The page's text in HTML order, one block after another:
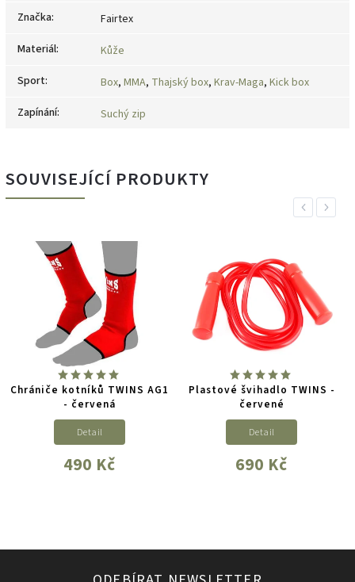
Značka:
Fairtex
Materiál:
Kůže
Sport: Box, MMA, Thajský box, Krav-Maga, Kick box
Zapínání: Suchý zip
SOUVISEJÍCÍ PRODUKTY
Previous
Chrániče kotníků TWINS AG1
- červená
490 Kč
Detail
Plastové švihadlo TWINS -
červené
690 Kč
Detail
Next